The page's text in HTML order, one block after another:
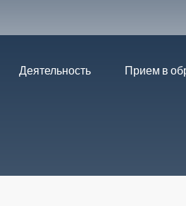
Деятельность Прием в